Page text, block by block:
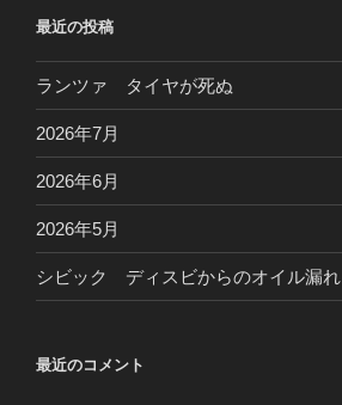
最近の投稿
ランツァ タイヤが死ぬ
2026年7月
2026年6月
2026年5月
シビック ディスビからのオイル漏れ
最近のコメント